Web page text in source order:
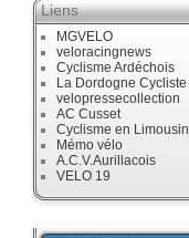
Liens
MGVELO
veloracingnews
Cyclisme Ardéchois
La Dordogne Cycliste
velopressecollection
AC Cusset
Cyclisme en Limousin
Mémo vélo
A.C.V.Aurillacois
VELO 19